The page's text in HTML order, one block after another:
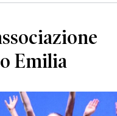
Emilia